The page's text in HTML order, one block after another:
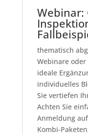
Webinar:
thematisch
Webinare oder
ideale
individuelles
Sie vertiefen
Achten Sie
Anmeldung
Kombi-